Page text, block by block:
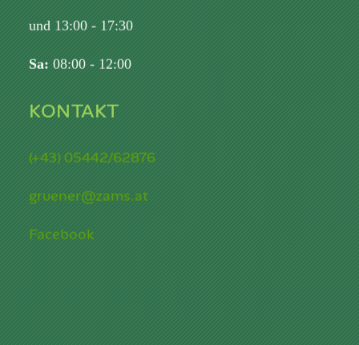
und 13:00 - 17:30
Sa: 08:00 - 12:00
KONTAKT
(+43) 05442/62876
gruener@zams.at
Facebook